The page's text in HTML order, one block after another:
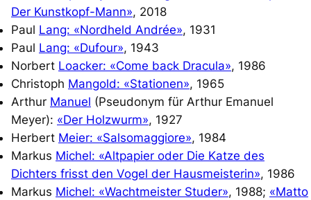
Der Kunstkopf-Mann», 2018
Paul Lang: «Nordheld Andrée», 1931
Paul Lang: «Dufour», 1943
Norbert Loacker: «Come back Dracula», 1986
Christoph Mangold: «Stationen», 1965
Arthur Manuel (Pseudonym für Arthur Emanuel
Meyer): «Der Holzwurm», 1927
Herbert Meier: «Salsomaggiore», 1984
Markus Michel: «Altpapier oder Die Katze des
Dichters frisst den Vogel der Hausmeisterin», 1986
Markus Michel: «Wachtmeister Studer», 1988; «Matto